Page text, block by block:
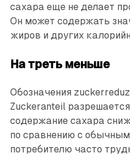
сахара еще не делает
Он может содержать
жиров и других
На треть меньше
Обозначения
Zuckeranteil
содержание сахара
по сравнению с
потребителю часто